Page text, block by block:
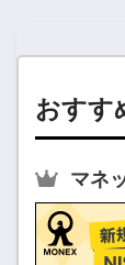
おすす
マネ